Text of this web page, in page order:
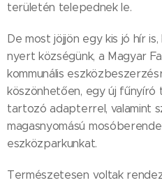
területén telepednek le.
De most jöjjön egy kis jó hír
nyert községünk, a Magyar
kommunális
köszönhetően, egy új
tartozó adapterrel, valamint
magasnyomású
eszközparkunkat.
Természetesen voltak